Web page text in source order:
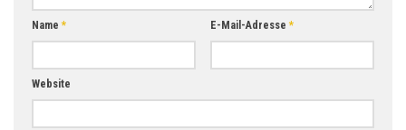
Name* E-Mail-Adresse*
Website